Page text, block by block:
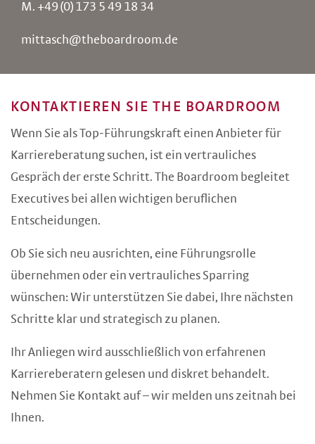
M. +49 (0) 173 5 49 18 34
mittasch@theboardroom.de
KONTAKTIEREN SIE THE BOARDROOM
Wenn Sie als Top-Führungskraft einen Anbieter für
Karriereberatung suchen, ist ein vertrauliches
Gespräch der erste Schritt. The Boardroom begleitet
Executives bei allen wichtigen beruflichen
Entscheidungen.
Ob Sie sich neu ausrichten, eine Führungsrolle
übernehmen oder ein vertrauliches Sparring
wünschen: Wir unterstützen Sie dabei, Ihre nächsten
Schritte klar und strategisch zu planen.
Ihr Anliegen wird ausschließlich von erfahrenen
Karriereberatern gelesen und diskret behandelt.
Nehmen Sie Kontakt auf – wir melden uns zeitnah bei
Ihnen.